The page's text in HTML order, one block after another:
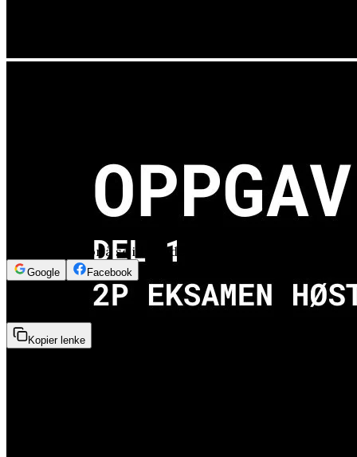
Logg inn for å se innholdet
Google Facebook
Kopier lenke